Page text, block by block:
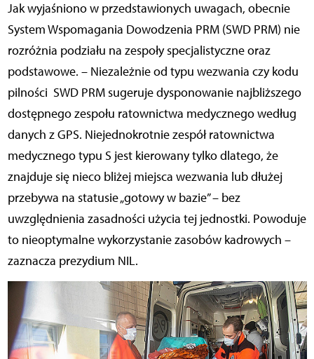
Jak wyjaśniono w przedstawionych uwagach, obecnie
System Wspomagania Dowodzenia PRM (SWD PRM) nie
rozróżnia podziału na zespoły specjalistyczne oraz
podstawowe. – Niezależnie od typu wezwania czy kodu
pilności SWD PRM sugeruje dysponowanie najbliższego
dostępnego zespołu ratownictwa medycznego według
danych z GPS. Niejednokrotnie zespół ratownictwa
medycznego typu S jest kierowany tylko dlatego, że
znajduje się nieco bliżej miejsca wezwania lub dłużej
przebywa na statusie „gotowy w bazie” – bez
uwzględnienia zasadności użycia tej jednostki. Powoduje
to nieoptymalne wykorzystanie zasobów kadrowych –
zaznacza prezydium NIL.